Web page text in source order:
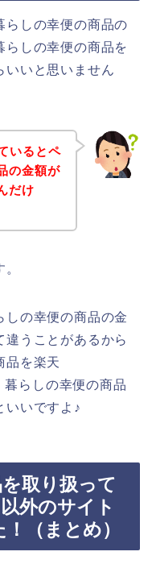
らしの幸便の商品の
らしの幸便の商品を
いいと思いません
いるとペ
の金額が
だけ
しの幸便の商品の金
うことがあるから
品を楽天
暮らしの幸便の商品
いいですよ♪
取り扱って
外のサイト
（まとめ）